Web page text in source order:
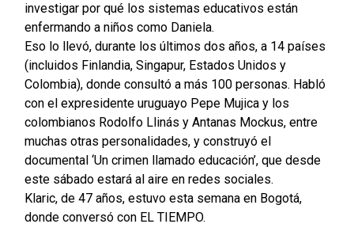
investigar por qué los sistemas educativos están
enfermando a niños como Daniela.
Eso lo llevó, durante los últimos dos años, a 14 países
(incluidos Finlandia, Singapur, Estados Unidos y
Colombia), donde consultó a más 100 personas. Habló
con el expresidente uruguayo Pepe Mujica y los
colombianos Rodolfo Llinás y Antanas Mockus, entre
muchas otras personalidades, y construyó el
documental ‘Un crimen llamado educación’, que desde
este sábado estará al aire en redes sociales.
Klaric, de 47 años, estuvo esta semana en Bogotá,
donde conversó con EL TIEMPO.